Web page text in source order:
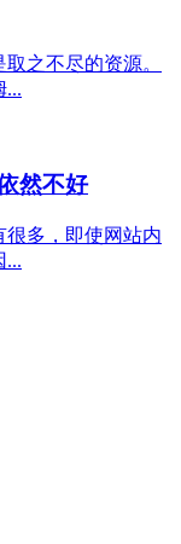
之不尽的资源。
...
然不好
多，即使网站内
...